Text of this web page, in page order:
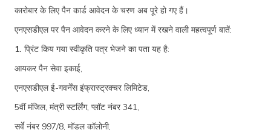
कारोबार के लिए पैन कार्ड आवेदन के चरण अब पूरे हो गए हैं।
एनएसडीएल पर पैन आवेदन करने के लिए ध्यान में रखने वाली महत्वपूर्ण बातें:
1. प्रिंट किय गया स्वीकृति पत्र भेजने का पता यह है:
आयकर पैन सेवा इकाई,
एनएसडीएल ई-गवर्नेंस इंफ्रास्ट्रक्चर लिमिटेड,
5वीं मंजिल, मंत्री स्टर्लिंग, प्लॉट नंबर 341,
सर्वे नंबर 997/8, मॉडल कॉलोनी,